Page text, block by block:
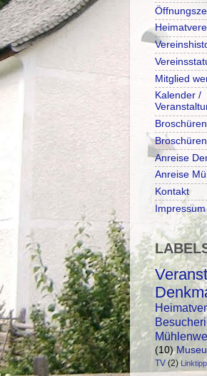
Mitglied
Kalender /
Anreise
Anreise
Kontakt
Impressum
(10)
TV (2) Linktipp